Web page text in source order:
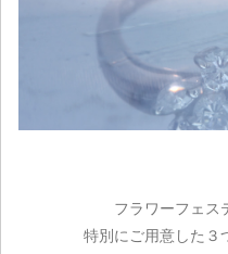
フラワーフェス
特別にご用意した３